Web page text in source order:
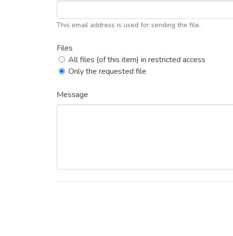
This email address is used for sending the file.
Files
All files (of this item) in restricted access
Only the requested file
Message